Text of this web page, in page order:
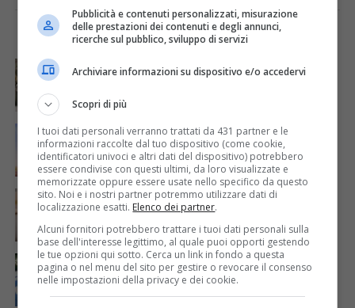
I PIÙ VISTI ULTIME NOTIZIE
Acqua da usare con cautela nell’Udinese: ecco tutte
ECONOMIA & LAVORO 21 ore fa
Bollette più leggere nei condomini, nuovo bando FVG
per l’efficientamento energetico
CRONACA & ATTUALITÀ 5 giorni fa
Mattia Ranghetti muore a 29 anni dopo la
folgorazione alle Ferriere Nord di Osoppo
CRONACA & ATTUALITÀ 3 giorni fa
Arrivano 142 nuovi poliziotti in Friuli-Venezia Giulia:
61 saranno assegnati a Trieste
Pubblicità e contenuti personalizzati, misurazione
delle prestazioni dei contenuti e degli annunci,
ricerche sul pubblico, sviluppo di servizi
Archiviare informazioni su dispositivo e/o accedervi
Scopri di più
I tuoi dati personali verranno trattati da 431 partner e le
informazioni raccolte dal tuo dispositivo (come cookie,
identificatori univoci e altri dati del dispositivo) potrebbero
essere condivise con questi ultimi, da loro visualizzate e
memorizzate oppure essere usate nello specifico da questo
sito. Noi e i nostri partner potremmo utilizzare dati di
localizzazione esatti. Elenco dei partner.
Alcuni fornitori potrebbero trattare i tuoi dati personali sulla
base dell'interesse legittimo, al quale puoi opporti gestendo
le tue opzioni qui sotto. Cerca un link in fondo a questa
pagina o nel menu del sito per gestire o revocare il consenso
nelle impostazioni della privacy e dei cookie.